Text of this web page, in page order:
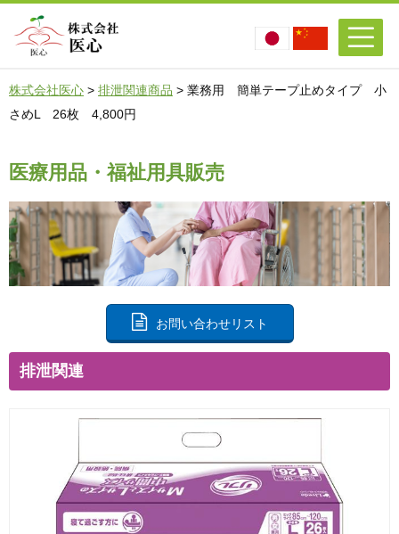
株式会社医心 > 排泄関連商品 > 業務用 簡単テープ止めタイプ 小
さめL 26枚 4,800円
医療用品・福祉用具販売
お問い合わせリスト
排泄関連